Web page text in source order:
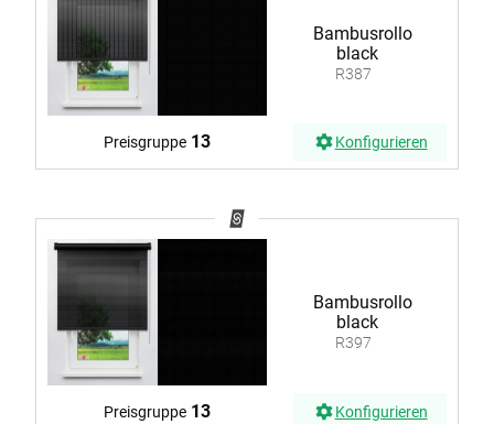
Bambusrollo
black
R387
Preisgruppe 13 Konfigurieren
Bambusrollo
black
R397
Preisgruppe 13 Konfigurieren